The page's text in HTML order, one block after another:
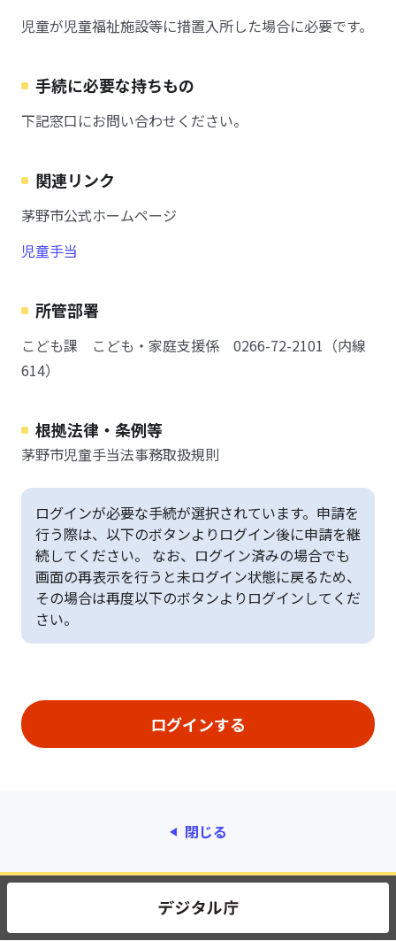
児童が児童福祉施設等に措置入所した場合に必要です。
手続に必要な持ちもの
下記窓口にお問い合わせください。
関連リンク
茅野市公式ホームページ
児童手当
所管部署
こども課 こども・家庭支援係 0266-72-2101（内線
614）
根拠法律・条例等
茅野市児童手当法事務取扱規則
ログインが必要な手続が選択されています。申請を
行う際は、以下のボタンよりログイン後に申請を継
続してください。 なお、ログイン済みの場合でも
画面の再表示を行うと未ログイン状態に戻るため、
その場合は再度以下のボタンよりログインしてくだ
さい。
閉じる